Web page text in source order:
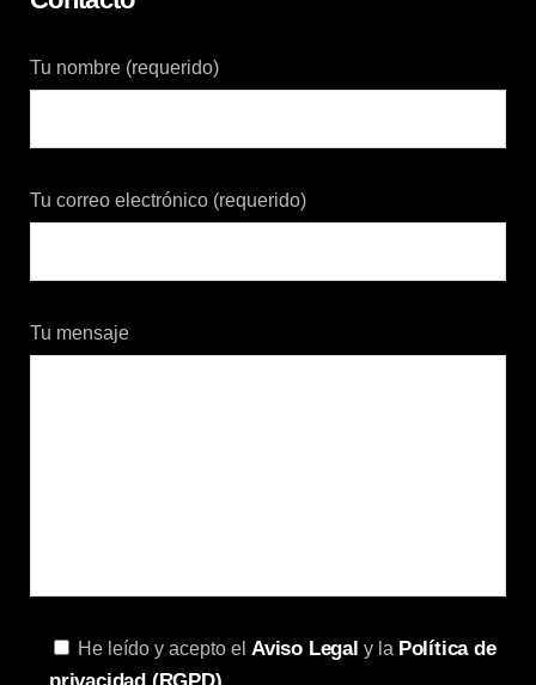
Tu nombre (requerido)
Tu correo electrónico (requerido)
Tu mensaje
He leído y acepto el Aviso Legal y la Política de